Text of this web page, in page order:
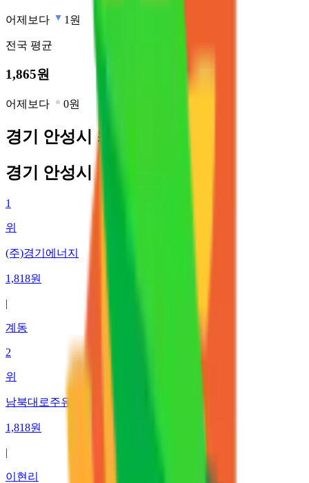
어제보다 1원
전국 평균
1,865원
어제보다 0원
경기 안성시 최저가 주유소
경기 안성시 최저가 주유소
1
위
(주)경기에너지
1,818원
|
계동
2
위
남북대로주유소
1,818원
|
이현리